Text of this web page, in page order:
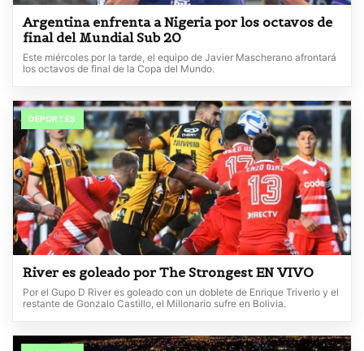
Argentina enfrenta a Nigeria por los octavos de
final del Mundial Sub 20
Este miércoles por la tarde, el equipo de Javier Mascherano afrontará
los octavos de final de la Copa del Mundo.
DEPORTES
River es goleado por The Strongest EN VIVO
Por el Gupo D River es goleado con un doblete de Enrique Triverio y el
restante de Gonzalo Castillo, el Millonario sufre en Bolivia.